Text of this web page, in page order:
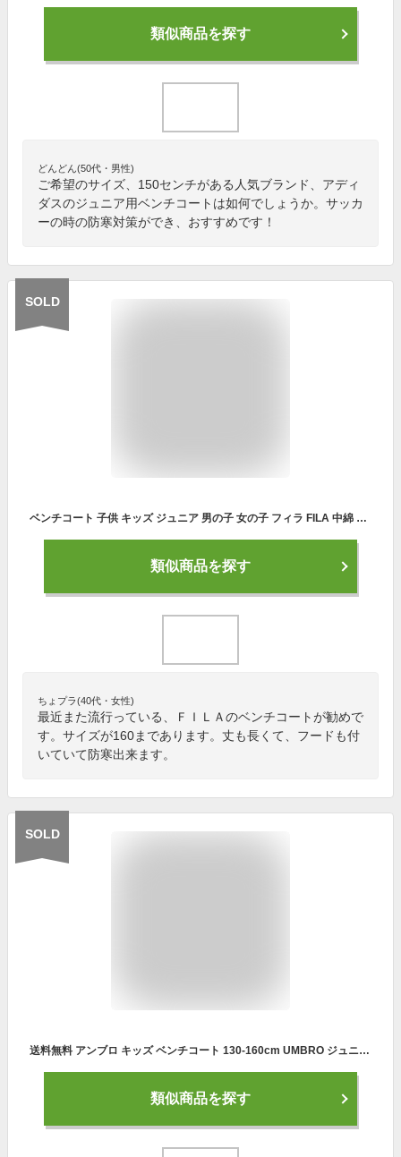
類似商品を探す
どんどん(50代・男性)
ご希望のサイズ、150センチがある人気ブランド、アディ
ダスのジュニア用ベンチコートは如何でしょうか。サッカ
ーの時の防寒対策ができ、おすすめです！
SOLD
ベンチコート 子供 キッズ ジュニア 男の子 女の子 フィラ FILA 中綿 ロング コート ジャンパー アウター 130cm 140cm 150cm 160cm
類似商品を探す
ちょプラ(40代・女性)
最近また流行っている、ＦＩＬＡのベンチコートが勧めで
す。サイズが160まであります。丈も長くて、フードも付
いていて防寒出来ます。
SOLD
送料無料 アンブロ キッズ ベンチコート 130-160cm UMBRO ジュニア 洗えるコート 中わたコート 保温 防風 撥水 洗濯機洗い可 防寒コート こども 子ども用 アウター サッカー ベンチウォーマー ジュニアコート ブランド スポーツウェア 秋冬 スポーツアパレル/UUJWJK34
類似商品を探す